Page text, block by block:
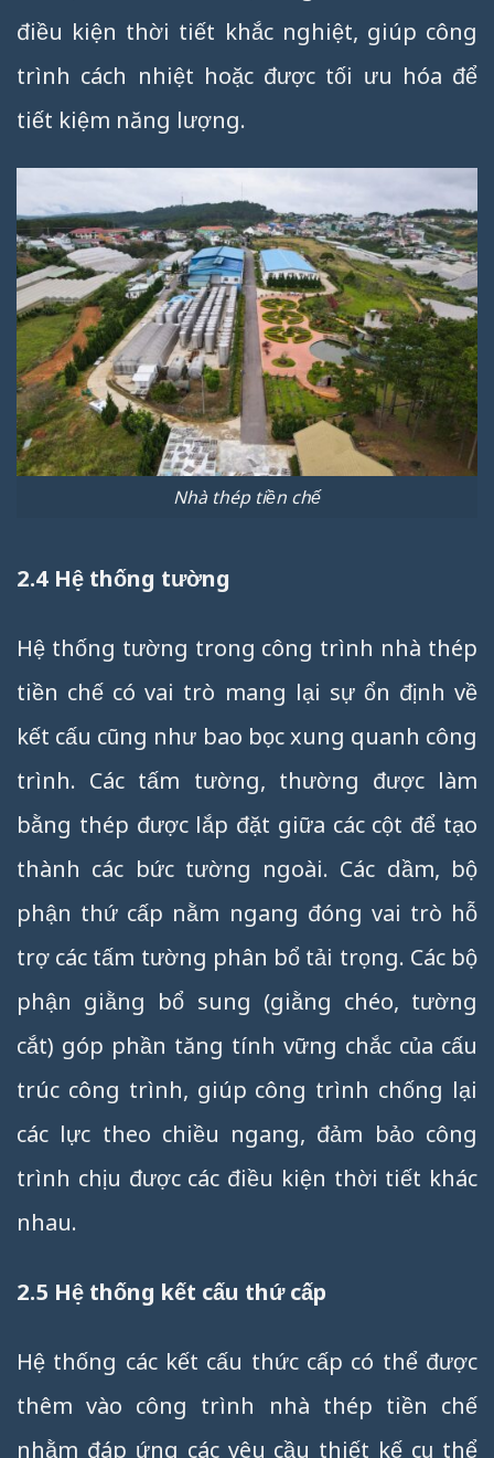
điều kiện thời tiết khắc nghiệt, giúp công
trình cách nhiệt hoặc được tối ưu hóa để
tiết kiệm năng lượng.
Nhà thép tiền chế
2.4 Hệ thống tường
Hệ thống tường trong công trình nhà thép
tiền chế có vai trò mang lại sự ổn định về
kết cấu cũng như bao bọc xung quanh công
trình. Các tấm tường, thường được làm
bằng thép được lắp đặt giữa các cột để tạo
thành các bức tường ngoài. Các dầm, bộ
phận thứ cấp nằm ngang đóng vai trò hỗ
trợ các tấm tường phân bổ tải trọng. Các bộ
phận giằng bổ sung (giằng chéo, tường
cắt) góp phần tăng tính vững chắc của cấu
trúc công trình, giúp công trình chống lại
các lực theo chiều ngang, đảm bảo công
trình chịu được các điều kiện thời tiết khác
nhau.
2.5 Hệ thống kết cấu thứ cấp
Hệ thống các kết cấu thức cấp có thể được
thêm vào công trình nhà thép tiền chế
nhằm đáp ứng các yêu cầu thiết kế cụ thể